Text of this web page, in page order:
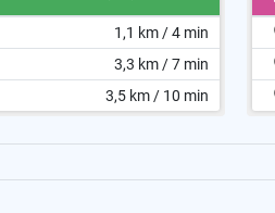
1,1 km / 4 min
3,3 km / 7 min
3,5 km / 10 min